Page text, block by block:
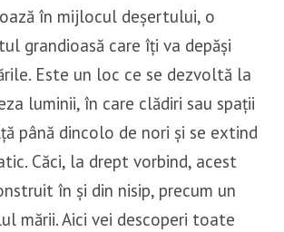
în mijlocul deșertului, o
grandioasă care îți va depăși
Este un loc ce se dezvoltă la
luminii, în care clădiri sau spații
până dincolo de nori și se extind
Căci, la drept vorbind, acest
în și din nisip, precum un
mării. Aici vei descoperi toate